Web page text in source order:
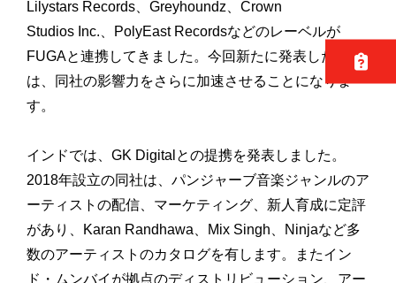
Lilystars Records、Greyhoundz、Crown
Studios Inc.、PolyEast Recordsなどのレーベルが
FUGAと連携してきました。今回新たに発表した提携
は、同社の影響力をさらに加速させることになりま
す。
インドでは、GK Digitalとの提携を発表しました。
2018年設立の同社は、パンジャーブ音楽ジャンルのア
ーティストの配信、マーケティング、新人育成に定評
があり、Karan Randhawa、Mix Singh、Ninjaなど多
数のアーティストのカタログを有します。またイン
ド・ムンバイが拠点のディストリビューション、アー